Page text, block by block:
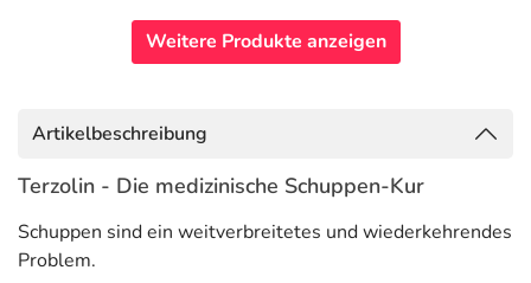
Weitere Produkte anzeigen
Artikelbeschreibung
Terzolin - Die medizinische Schuppen-Kur
Schuppen sind ein weitverbreitetes und wiederkehrendes
Problem.